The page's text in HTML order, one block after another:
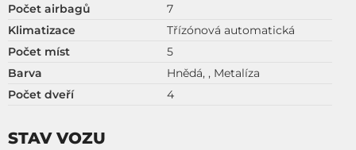
Počet airbagů
7
Klimatizace
Třízónová automatická
Počet míst
5
Barva
Hnědá, , Metalíza
Počet dveří
4
STAV VOZU